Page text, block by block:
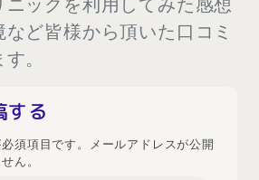
ニックを利用してみた感想
ど皆様から頂いた口コミ
。
する
須項目です。メールアドレスが公開
ん。